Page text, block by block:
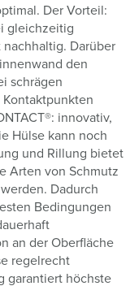
Der Vorteil:
gleichzeitig
Darüber
den
schrägen
innovativ,
Hülse kann noch
und Rillung bietet
Arten von Schmutz
Dadurch
Bedingungen
an der Oberfläche
regelrecht
garantiert höchste